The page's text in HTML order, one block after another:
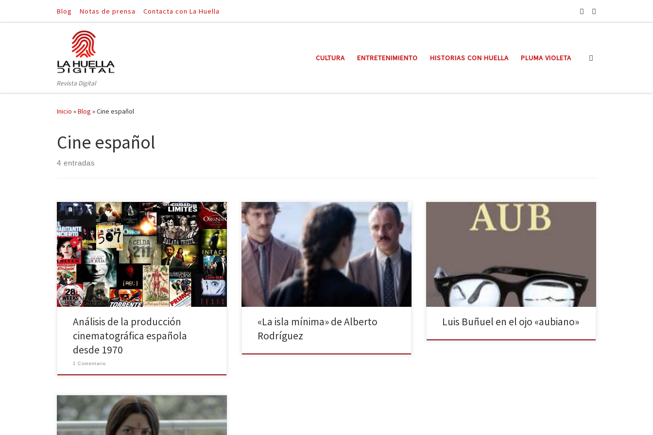
Saltar al contenido
Blog Notas de prensa Contacta con La Huella
Revista Digital
CULTURA ENTRETENIMIENTO HISTORIAS CON HUELLA PLUMA VIOLETA
Inicio »Blog »Cine español
Cine español
4 entradas
Desde hace varios años España está inmersa en una
crisis económica que también afecta al resto del
mundo. Es curioso que ya mucho antes, desde la
década de los 90 esta misma palabra se utilizara para
referirse a un sector en concreto de la sociedad
española: el cine. Desde innumerables […]
Análisis de la producción
cinematográfica española
desde 1970
1 Comentario
La resolución de una trama detectivesca no viene a
ser el objetivo principal, sino que la importancia de
toda novela negra presenta una atmósfera asfixiante,
insegura, violenta, injusta, corrompida por el poder. La
división entre buenos y malos queda difuminada, sus
protagonistas son individuos derrotados, en
decadencia, que buscan la […]
«La isla mínima» de Alberto
Rodríguez
Sobre Buñuel existen numerosos estudios publicados
y su sombra bibliográfica, como su cine, es alargada.
libro que despertó verdadero interés en el realizador
aragonés. Un más que […]
Luis Buñuel en el ojo «aubiano»
Impresiones sobre la nueva película del director
madrileño, que ha resultado triunfadora en el último